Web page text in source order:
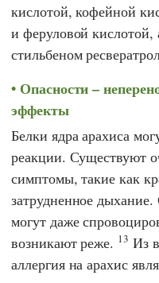
кислотой, кофейной
и феруловой
стильбеном
Опасности –
эффекты
Белки ядра арахиса
реакции. Существуют
симптомы, такие как
затрудненное
могут даже
возникают реже. 13 Из
аллергия на арахис